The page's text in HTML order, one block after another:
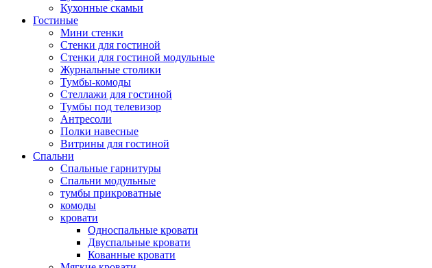
Кухонные скамьи
Гостиные
Мини стенки
Стенки для гостиной
Стенки для гостиной модульные
Журнальные столики
Тумбы-комоды
Стеллажи для гостиной
Тумбы под телевизор
Антресоли
Полки навесные
Витрины для гостиной
Спальни
Спальные гарнитуры
Спальни модульные
тумбы прикроватные
комоды
кровати
Односпальные кровати
Двуспальные кровати
Кованные кровати